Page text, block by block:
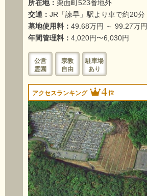
所在地： 栗面町523番地外
交通： JR「諫早」駅より車で約20分
墓地使用料： 49.68万円 ～ 99.27万円
年間管理料： 4,020円〜6,030円
公営
霊園
宗教
自由
駐車場
あり
アクセスランキング 4位